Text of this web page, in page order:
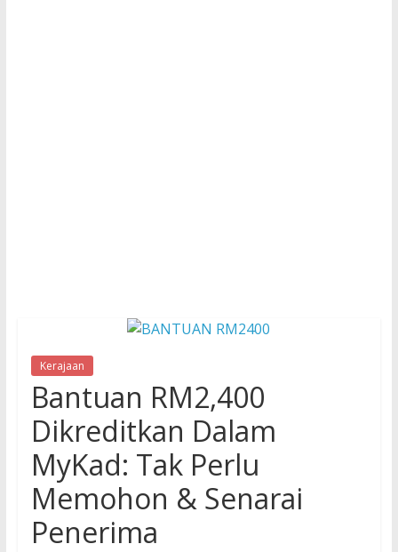
Kerajaan
Bantuan RM2,400
Dikreditkan Dalam
MyKad: Tak Perlu
Memohon & Senarai
Penerima